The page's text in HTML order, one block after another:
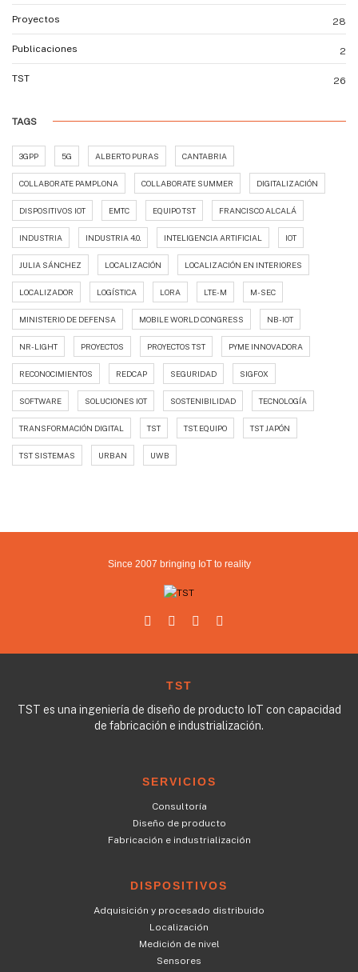
Proyectos 28
Publicaciones 2
TST 26
TAGS
3GPP 5G ALBERTO PURAS CANTABRIA
COLLABORATE PAMPLONA COLLABORATE SUMMER DIGITALIZACIÓN
DISPOSITIVOS IOT EMTC EQUIPO TST FRANCISCO ALCALÁ
INDUSTRIA INDUSTRIA 4.0. INTELIGENCIA ARTIFICIAL IOT
JULIA SÁNCHEZ LOCALIZACIÓN LOCALIZACIÓN EN INTERIORES
LOCALIZADOR LOGÍSTICA LORA LTE-M M-SEC
MINISTERIO DE DEFENSA MOBILE WORLD CONGRESS NB-IOT
NR-LIGHT PROYECTOS PROYECTOS TST PYME INNOVADORA
RECONOCIMIENTOS REDCAP SEGURIDAD SIGFOX
SOFTWARE SOLUCIONES IOT SOSTENIBILIDAD TECNOLOGÍA
TRANSFORMACIÓN DIGITAL TST TST. EQUIPO TST JAPÓN
TST SISTEMAS URBAN UWB
Since 2007 bringing IoT to reality
TST
TST es una ingeniería de diseño de producto IoT con capacidad
de fabricación e industrialización.
SERVICIOS
Consultoría
Diseño de producto
Fabricación e industrialización
DISPOSITIVOS
Adquisición y procesado distribuido
Localización
Medición de nivel
Sensores